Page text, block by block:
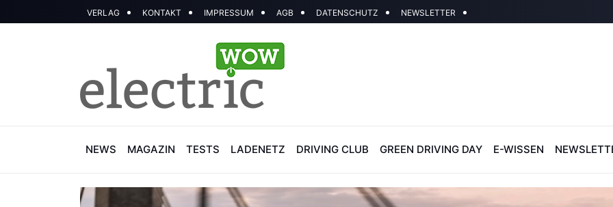
VERLAG KONTAKT IMPRESSUM AGB DATENSCHUTZ NEWSLETTER
NEWS MAGAZIN TESTS LADENETZ DRIVING CLUB GREEN DRIVING DAY E-WISSEN